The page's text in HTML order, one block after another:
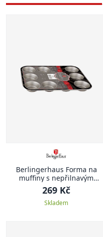
Berlingerhaus Forma na
muffiny s nepřilnavým
povrchem 12 ks zlatá
269 Kč
Skladem